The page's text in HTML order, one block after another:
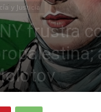
y Justicia
frustra